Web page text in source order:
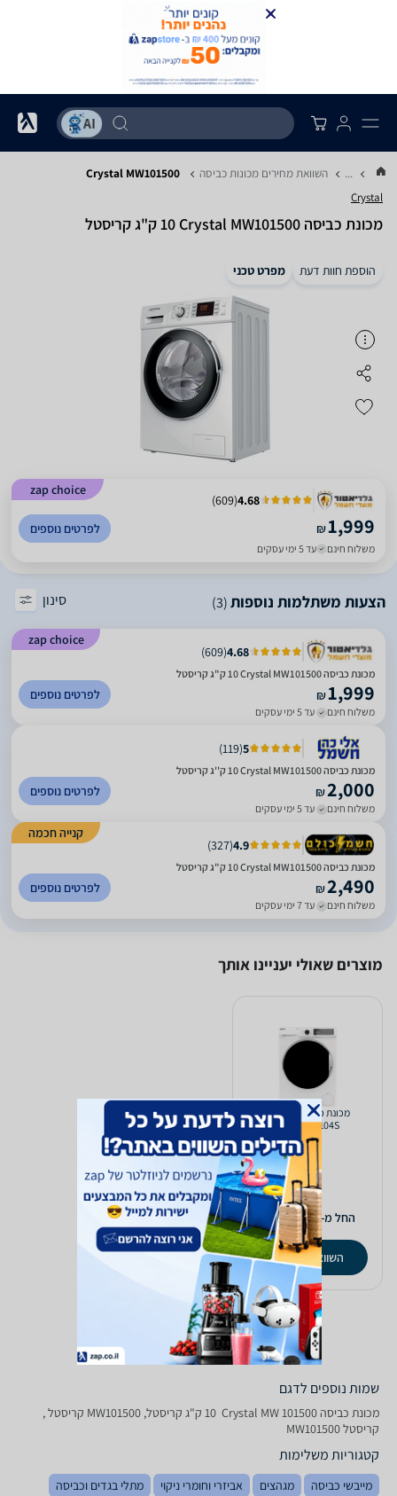
... השוואת מחירים מכונות כביסה Crystal MW101500
Crystal
מכונת כביסה Crystal MW101500 ‏10 ‏ק"ג קריסטל
הוספת חוות דעת מפרט טכני
zap choice
4.68
(
609
)
₪1,999
משלוח חינם עד 5 ימי עסקים
לפרטים נוספים
הצעות משתלמות נוספות(3) סינון
zap choice
4.68
(
609
)
מכונת כביסה Crystal MW101500 ‏10 ‏ק"ג קריסטל
₪1,999
משלוח חינם עד 5 ימי עסקים
לפרטים נוספים
5
(
119
)
מכונת כביסה Crystal MW101500 ‏10 ‏ק''ג קריסטל
₪2,000
משלוח חינם עד 5 ימי עסקים
לפרטים נוספים
קנייה חכמה
4.9
(
327
)
מכונת כביסה Crystal MW101500 ‏10 ‏ק"ג קריסטל
₪2,490
משלוח חינם עד 7 ימי עסקים
לפרטים נוספים
מוצרים שאולי יעניינו אותך
מכונת כביסה Crystal
WM104S ‏10 ‏ק"ג
החל מ-1,790
₪
השוואת מחירים
שמות נוספים לדגם
מכונת כביסה Crystal MW 101500 ‏ 10 ‏ק"ג קריסטל, MW101500 קריסטל ,
קריסטל MW101500
קטגוריות משלימות
מייבשי כביסה מגהצים אביזרי וחומרי ניקוי מתלי בגדים וכביסה